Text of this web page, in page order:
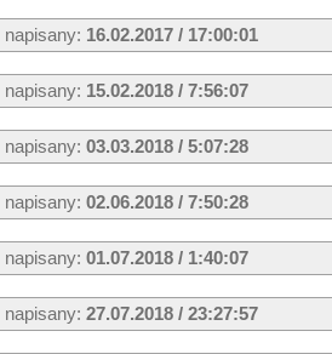
napisany: 16.02.2017 / 17:00:01
napisany: 15.02.2018 / 7:56:07
napisany: 03.03.2018 / 5:07:28
napisany: 02.06.2018 / 7:50:28
napisany: 01.07.2018 / 1:40:07
napisany: 27.07.2018 / 23:27:57